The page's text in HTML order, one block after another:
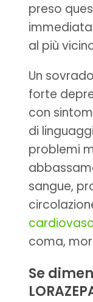
preso
al più
Un
forte
con
di
problemi
sangue,
coma,
Se